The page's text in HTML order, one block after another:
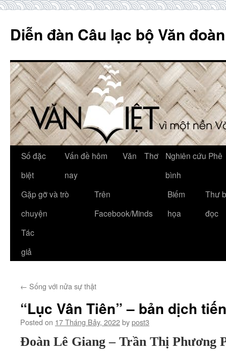
content
Diễn đàn Câu lạc bộ Văn
Số đặc
biệt
Vấn đề hôm
nay
Văn Thơ
Nghiên cứu Phê
bình
Gặp gỡ và trò
chuyện
Trên
Facebook/Minds
Biếm
họa
Thư
đọc
Tác
giả
← Sống với nửa sự thật
“Lục Vân Tiên” – bản dịch
Posted on 17 Tháng Bảy, 2022bypost3
Đoàn Lê Giang – Trần Thị Phương